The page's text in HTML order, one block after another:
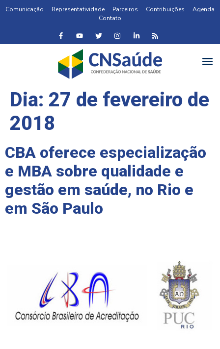
Comunicação Representatividade Parceiros Contribuições
Agenda
Contato
Dia: 27 de fevereiro de
2018
CBA oferece especialização
e MBA sobre qualidade e
gestão em saúde, no Rio e
em São Paulo